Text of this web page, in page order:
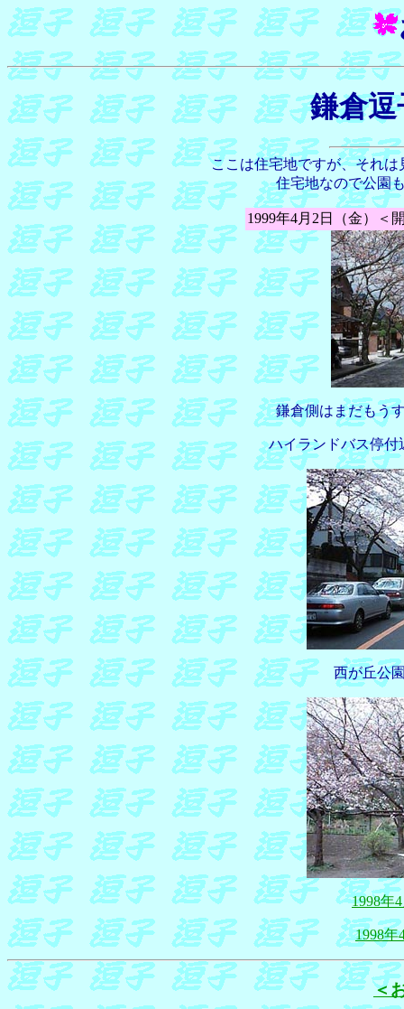
鎌倉
ここは住宅地ですが、それ
住宅地なので公園
1999年4月2日（金）＜
鎌倉側はまだもう
ハイランドバス停付
西が丘公
1998年
1998年
＜